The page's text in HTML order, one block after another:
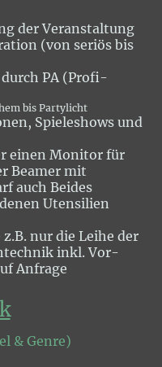
der Veranstaltung
(von seriös bis
PA (Profi-
bis Partylicht
Spieleshows und
einen Monitor für
Beamer mit
auch Beides
Utensilien
nur die Leihe der
inkl. Vor-
Anfrage
& Genre)